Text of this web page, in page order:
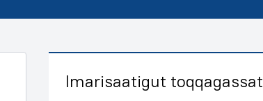
Imarisaatigut toqqagassat